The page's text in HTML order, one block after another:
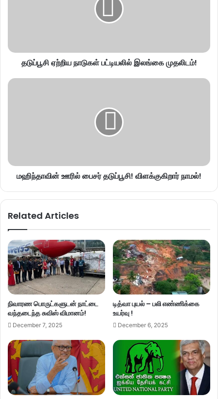
தடுப்பூசி ஏற்றிய நாடுகள் பட்டியலில் இலங்கை முதலிடம்!
மஹிந்தாவின் ஊரில் பைசர் தடுப்பூசி! விளக்குகிறார் நாமல்!
Related Articles
நிவாரண பொருட்களுடன் நாட்டை
வந்தடைந்த சுவிஸ் விமானம்!
December 7, 2025
டித்வா புயல் – பலி எண்ணிக்கை
உயர்வு !
December 6, 2025